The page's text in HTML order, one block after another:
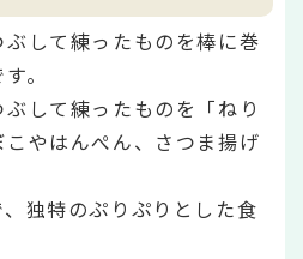
して練ったものを棒に巻
。
して練ったものを「ねり
やはんぺん、さつま揚げ
独特のぷりぷりとした食